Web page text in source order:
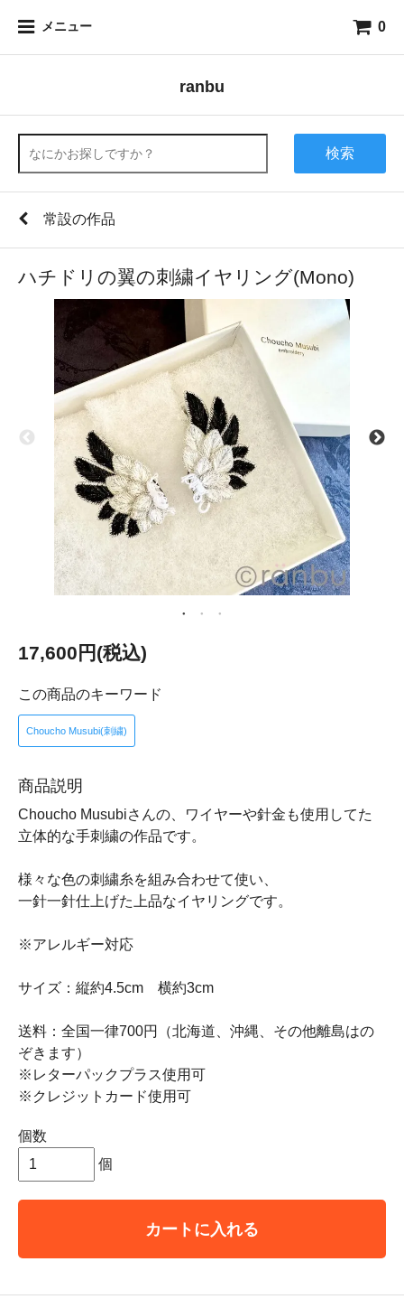
メニュー 0
ranbu
検索
常設の作品
ハチドリの翼の刺繍イヤリング(Mono)
17,600円(税込)
この商品のキーワード
Choucho Musubi(刺繍)
商品説明
Choucho Musubiさんの、ワイヤーや針金も使用してた
立体的な手刺繍の作品です。
様々な色の刺繍糸を組み合わせて使い、
一針一針仕上げた上品なイヤリングです。
※アレルギー対応
サイズ：縦約4.5cm 横約3cm
送料：全国一律700円（北海道、沖縄、その他離島はの
ぞきます）
※レターパックプラス使用可
※クレジットカード使用可
個数
個
カートに入れる